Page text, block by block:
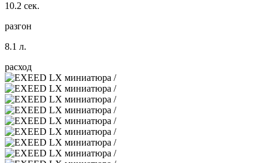
10.2 сек.
разгон
8.1 л.
расход